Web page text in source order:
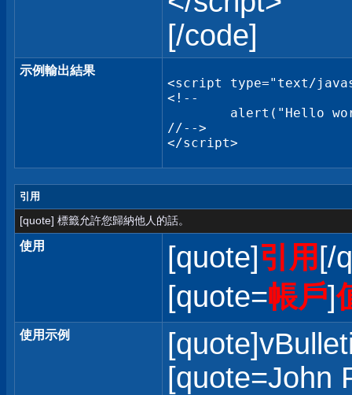
[/code]
示例輸出結果
<script type="text/
<!--
//-->
</script>
引用
[quote] 標籤允許您歸納他人的話。
使用 [quote] 引用 [/
[quote=帳戶]
使用示例
[quote=John